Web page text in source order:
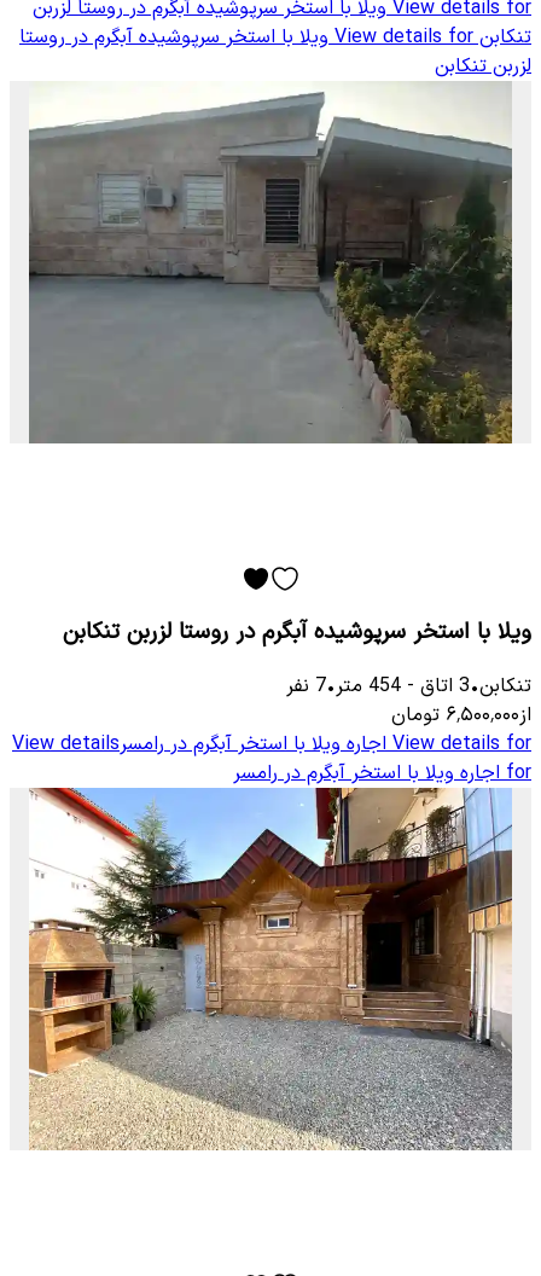
View details for ویلا با استخر سرپوشیده آبگرم در روستا لزربن
تنکابنView details for ویلا با استخر سرپوشیده آبگرم در روستا
لزربن تنکابن
ویلا با استخر سرپوشیده آبگرم در روستا لزربن تنکابن
تنکابن•
3 اتاق -
454 متر•
7 نفر
از۶٬۵۰۰٬۰۰۰ تومان
View details for اجاره ویلا با استخر آبگرم در رامسرView details
for اجاره ویلا با استخر آبگرم در رامسر